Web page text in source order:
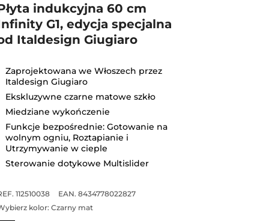
indukcyjna 60 cm
G1, edycja specjalna
Italdesign Giugiaro
Zaprojektowana we Włoszech przez
Italdesign Giugiaro
Ekskluzywne czarne matowe szkło
Miedziane wykończenie
Funkcje bezpośrednie: Gotowanie na
wolnym ogniu, Roztapianie i
Utrzymywanie w cieple
Sterowanie dotykowe Multislider
112510038
EAN. 8434778022827
kolor: Czarny mat